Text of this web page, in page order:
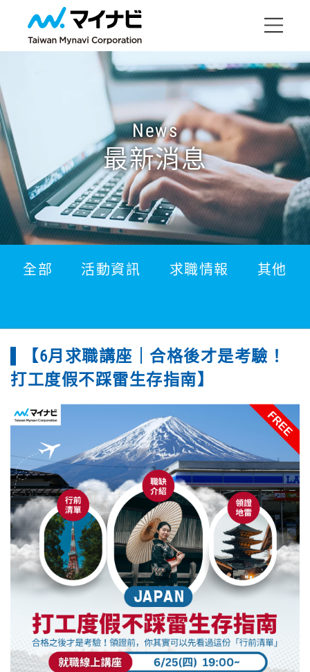
News
最新消息
全部 活動資訊 求職情報 其他
【6月求職講座｜合格後才是考驗！
打工度假不踩雷生存指南】